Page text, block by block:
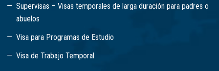
Supervisas – Visas temporales de larga duración para padres o
abuelos
Visa para Programas de Estudio
Visa de Trabajo Temporal